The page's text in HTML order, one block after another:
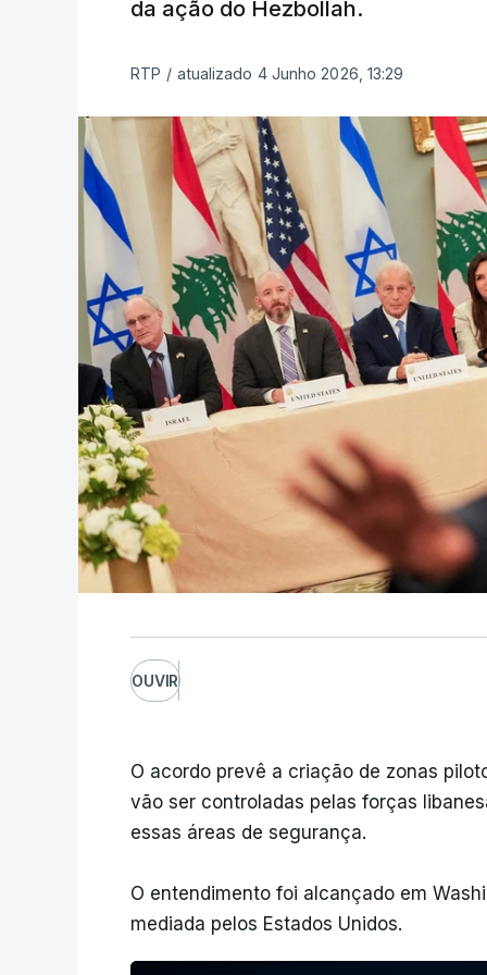
da ação do Hezbollah.
RTP / atualizado 4 Junho 2026, 13:29
OUVIR
O acordo prevê a criação de zonas
vão ser controladas pelas forças
essas áreas de segurança.
O entendimento foi alcançado em
mediada pelos Estados Unidos.